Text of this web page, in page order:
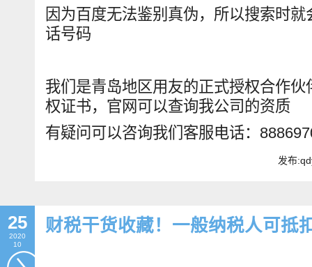
因为百度无法鉴别真伪，所以搜索时
话号码
我们是青岛地区用友的正式授权合作
权证书，官网可以查询我公司的资质
有疑问可以咨询我们客服电话：
发布
25
2020
10
财税干货收藏！一般纳税人可抵